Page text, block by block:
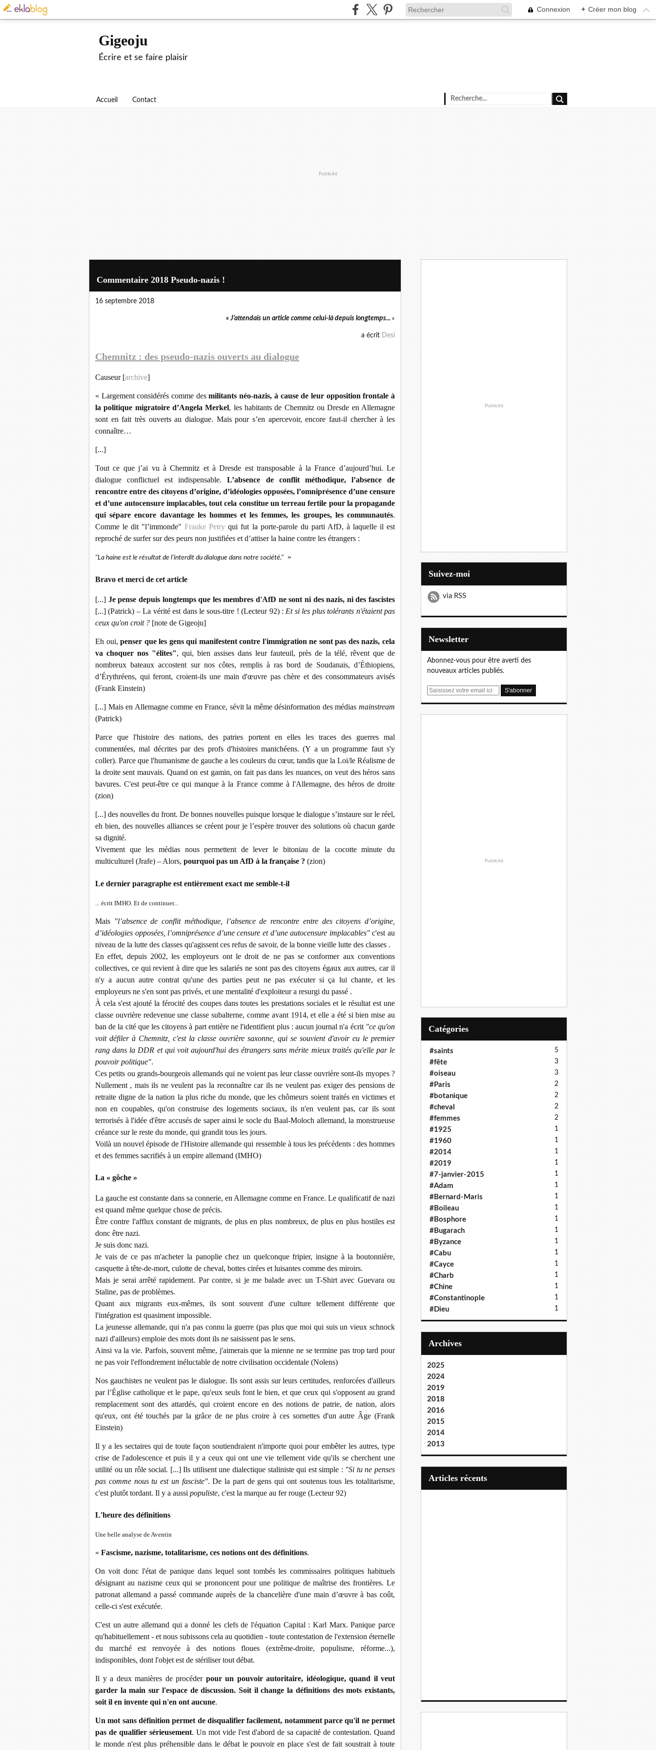
Connexion + Créer mon blog
Gigeoju
Écrire et se faire plaisir
Accueil Contact
Publicité
Commentaire 2018 Pseudo-nazis !
16 septembre 2018
«J'attendais un article comme celui-là depuis longtemps... »
a écrit Desi
Chemnitz : des pseudo-nazis ouverts au dialogue
Causeur [archive]
« Largement considérés comme desmilitants néo-nazis, à cause de leur opposition frontale à
la politique migratoire d’Angela Merkel, les habitants de Chemnitz ou Dresde en Allemagne
sont en fait très ouverts au dialogue. Mais pour s’en apercevoir, encore faut-il chercher à les
connaître…
[...]
Tout ce que j’ai vu à Chemnitz et à Dresde est transposable à la France d’aujourd’hui. Le
dialogue conflictuel est indispensable.L’absence de conflit méthodique, l’absence de
rencontre entre des citoyens d’origine, d’idéologies opposées, l’omniprésence d’une censure
et d’une autocensure implacables, tout cela constitue un terreau fertile pour la propagande
qui sépare encore davantage les hommes et les femmes, les groupes, les communautés.
Comme le dit "l’immonde"Frauke Petry qui fut la porte-parole du parti AfD, à laquelle il est
reproché de surfer sur des peurs non justifiées et d’attiser la haine contre les étrangers :
"La haine est le résultat de l’interdit du dialogue dans notre société." »
Bravo et merci de cet article
[...] Je pense depuis longtemps que les membres d'AfD ne sont ni des nazis, ni des fascistes
[...] (Patrick) – La vérité est dans le sous-titre ! (Lecteur 92) : Et si les plus tolérants n'étaient pas
ceux qu'on croit ? [note de Gigeoju]
Eh oui,penser que les gens qui manifestent contre l'immigration ne sont pas des nazis, cela
va choquer nos "élites", qui, bien assises dans leur fauteuil, près de la télé, rêvent que de
nombreux bateaux accostent sur nos côtes, remplis à ras bord de Soudanais, d’Éthiopiens,
d’Érythréens, qui feront, croient-ils une main d'œuvre pas chère et des consommateurs avisés
(Frank Einstein)
[...] Mais en Allemagne comme en France, sévit la même désinformation des médias mainstream
(Patrick)
Parce que l'histoire des nations, des patries portent en elles les traces des guerres mal
commentées, mal décrites par des profs d'histoires manichéens. (Y a un programme faut s'y
coller). Parce que l'humanisme de gauche a les couleurs du cœur, tandis que la Loi/le Réalisme de
la droite sent mauvais. Quand on est gamin, on fait pas dans les nuances, on veut des héros sans
bavures. C'est peut-être ce qui manque à la France comme à l'Allemagne, des héros de droite
(zion)
[...] des nouvelles du front. De bonnes nouvelles puisque lorsque le dialogue s’instaure sur le réel,
eh bien, des nouvelles alliances se créent pour je l’espère trouver des solutions où chacun garde
sa dignité.
Vivement que les médias nous permettent de lever le bitoniau de la cocotte minute du
multiculturel (Jrafe) – Alors, pourquoi pas un AfD à la française ? (zion)
Le dernier paragraphe est entièrement exact me semble-t-il
... écrit IMHO. Et de continuer...
Mais "l’absence de conflit méthodique, l’absence de rencontre entre des citoyens d’origine,
d’idéologies opposées, l’omniprésence d’une censure et d’une autocensure implacables"c'est au
niveau de la lutte des classes qu'agissent ces refus de savoir, de la bonne vieille lutte des classes .
En effet, depuis 2002, les employeurs ont le droit de ne pas se conformer aux conventions
collectives, ce qui revient à dire que les salariés ne sont pas des citoyens égaux aux autres, car il
n'y a aucun autre contrat qu'une des parties peut ne pas exécuter si ça lui chante, et les
employeurs ne s'en sont pas privés, et une mentalité d'exploiteur a resurgi du passé .
À cela s'est ajouté la férocité des coupes dans toutes les prestations sociales et le résultat est une
classe ouvrière redevenue une classe subalterne, comme avant 1914, et elle a été si bien mise au
ban de la cité que les citoyens à part entière ne l'identifient plus : aucun journal n'a écrit "ce qu'on
voit défiler à Chemnitz, c'est la classe ouvrière saxonne, qui se souvient d'avoir eu le premier
rang dans la DDR et qui voit aujourd'hui des étrangers sans mérite mieux traités qu'elle par le
pouvoir politique".
Ces petits ou grands-bourgeois allemands qui ne voient pas leur classe ouvrière sont-ils myopes ?
Nullement , mais ils ne veulent pas la reconnaître car ils ne veulent pas exiger des pensions de
retraite digne de la nation la plus riche du monde, que les chômeurs soient traités en victimes et
non en coupables, qu'on construise des logements sociaux, ils n'en veulent pas, car ils sont
terrorisés à l'idée d'être accusés de saper ainsi le socle du Baal-Moloch allemand, la monstrueuse
créance sur le reste du monde, qui grandit tous les jours.
Voilà un nouvel épisode de l'Histoire allemande qui ressemble à tous les précédents : des hommes
et des femmes sacrifiés à un empire allemand (IMHO)
La « gôche »
La gauche est constante dans sa connerie, en Allemagne comme en France. Le qualificatif de nazi
est quand même quelque chose de précis.
Être contre l'afflux constant de migrants, de plus en plus nombreux, de plus en plus hostiles est
donc être nazi.
Je suis donc nazi.
Je vais de ce pas m'acheter la panoplie chez un quelconque fripier, insigne à la boutonnière,
casquette à tête-de-mort, culotte de cheval, bottes cirées et luisantes comme des miroirs.
Mais je serai arrêté rapidement. Par contre, si je me balade avec un T-Shirt avec Guevara ou
Staline, pas de problèmes.
Quant aux migrants eux-mêmes, ils sont souvent d'une culture tellement différente que
l'intégration est quasiment impossible.
La jeunesse allemande, qui n'a pas connu la guerre (pas plus que moi qui suis un vieux schnock
nazi d'ailleurs) emploie des mots dont ils ne saisissent pas le sens.
Ainsi va la vie. Parfois, souvent même, j'aimerais que la mienne ne se termine pas trop tard pour
ne pas voir l'effondrement inéluctable de notre civilisation occidentale (Nolens)
Nos gauchistes ne veulent pas le dialogue. Ils sont assis sur leurs certitudes, renforcées d'ailleurs
par l’Église catholique et le pape, qu'eux seuls font le bien, et que ceux qui s'opposent au grand
remplacement sont des attardés, qui croient encore en des notions de patrie, de nation, alors
qu'eux, ont été touchés par la grâce de ne plus croire à ces sornettes d'un autre Âge (Frank
Einstein)
Il y a les sectaires qui de toute façon soutiendraient n'importe quoi pour embêter les autres, type
crise de l'adolescence et puis il y a ceux qui ont une vie tellement vide qu'ils se cherchent une
utilité ou un rôle social. [...] Ils utilisent une dialectique staliniste qui est simple : "Si tu ne penses
pas comme nous tu est un fasciste". De la part de gens qui ont soutenus tous les totalitarisme,
c'est plutôt tordant. Il y a aussi populiste, c'est la marque au fer rouge (Lecteur 92)
L'heure des définitions
Une belle analyse de Aventin
« Fascisme, nazisme, totalitarisme, ces notions ont des définitions.
On voit donc l'état de panique dans lequel sont tombés les commissaires politiques habituels
désignant au nazisme ceux qui se prononcent pour une politique de maîtrise des frontières. Le
patronat allemand a passé commande auprès de la chancelière d'une main d’œuvre à bas coût,
celle-ci s'est exécutée.
C'est un autre allemand qui a donné les clefs de l'équation Capital : Karl Marx. Panique parce
qu'habituellement - et nous subissons cela au quotidien - toute contestation de l'extension éternelle
du marché est renvoyée à des notions floues (extrême-droite, populisme, réforme...),
indisponibles, dont l'objet est de stériliser tout débat.
Il y a deux manières de procéder pour un pouvoir autoritaire, idéologique, quand il veut
garder la main sur l'espace de discussion. Soit il change la définitions des mots existants,
soit il en invente qui n'en ont aucune.
Un mot sans définition permet de disqualifier facilement, notamment parce qu'il ne permet
pas de qualifier sérieusement. Un mot vide l'est d'abord de sa capacité de contestation. Quand
le monde n'est plus préhensible dans le débat le pouvoir en place s'est de fait soustrait à toute
Publicité
Suivez-moi
via RSS
Newsletter
Abonnez-vous pour être averti des
nouveaux articles publiés.
E
Publicité
Catégories
#saints 5
#fête 3
#oiseau 3
#Paris 2
#botanique 2
#cheval 2
#femmes 2
#1925 1
#1960 1
#2014 1
#2019 1
#7-janvier-2015 1
#Adam 1
#Bernard-Maris 1
#Boileau 1
#Bosphore 1
#Bugarach 1
#Byzance 1
#Cabu 1
#Cayce 1
#Charb 1
#Chine 1
#Constantinople 1
#Dieu 1
Archives
2025
2024
2019
2018
2016
2015
2014
2013
articles récents